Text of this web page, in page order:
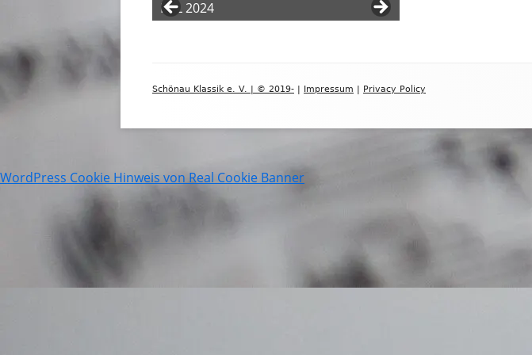
KRL 2024
KRL 2024
KRL 2024
KRL 2024
KRL 2024
Schönau Klassik e. V. | © 2019- | Impressum | Privacy Policy
WordPress Cookie Hinweis von Real Cookie Banner